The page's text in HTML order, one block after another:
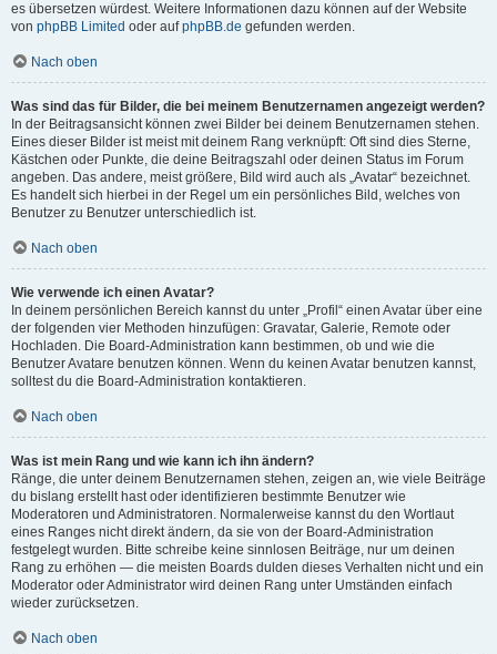
es übersetzen würdest. Weitere Informationen dazu können auf der Website
von phpBB Limited oder aufphpBB.de gefunden werden.
Nach oben
Was sind das für Bilder, die bei meinem Benutzernamen angezeigt werden?
In der Beitragsansicht können zwei Bilder bei deinem Benutzernamen stehen.
Eines dieser Bilder ist meist mit deinem Rang verknüpft: Oft sind dies Sterne,
Kästchen oder Punkte, die deine Beitragszahl oder deinen Status im Forum
angeben. Das andere, meist größere, Bild wird auch als „Avatar“ bezeichnet.
Es handelt sich hierbei in der Regel um ein persönliches Bild, welches von
Benutzer zu Benutzer unterschiedlich ist.
Nach oben
Wie verwende ich einen Avatar?
In deinem persönlichen Bereich kannst du unter „Profil“ einen Avatar über eine
der folgenden vier Methoden hinzufügen: Gravatar, Galerie, Remote oder
Hochladen. Die Board-Administration kann bestimmen, ob und wie die
Benutzer Avatare benutzen können. Wenn du keinen Avatar benutzen kannst,
solltest du die Board-Administration kontaktieren.
Nach oben
Was ist mein Rang und wie kann ich ihn ändern?
Ränge, die unter deinem Benutzernamen stehen, zeigen an, wie viele Beiträge
du bislang erstellt hast oder identifizieren bestimmte Benutzer wie
Moderatoren und Administratoren. Normalerweise kannst du den Wortlaut
eines Ranges nicht direkt ändern, da sie von der Board-Administration
festgelegt wurden. Bitte schreibe keine sinnlosen Beiträge, nur um deinen
Rang zu erhöhen — die meisten Boards dulden dieses Verhalten nicht und ein
Moderator oder Administrator wird deinen Rang unter Umständen einfach
wieder zurücksetzen.
Nach oben